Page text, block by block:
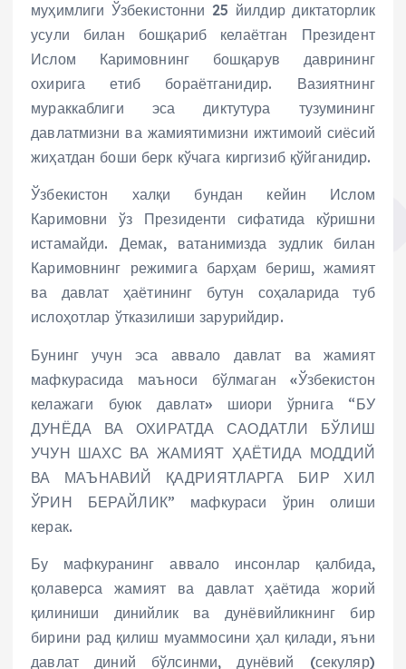
муҳимлиги Ўзбекистонни 25 йилдир диктаторлик
усули билан бошқариб келаётган Президент
Ислом Каримовнинг бошқарув даврининг
охирига етиб бораётганидир. Вазиятнинг
мураккаблиги эса диктутура тузумининг
давлатмизни ва жамиятимизни ижтимоий сиёсий
жиҳатдан боши берк кўчага киргизиб қўйганидир.
Ўзбекистон халқи бундан кейин Ислом
Каримовни ўз Президенти сифатида кўришни
истамайди. Демак, ватанимизда зудлик билан
Каримовнинг режимига барҳам бериш, жамият
ва давлат ҳаётининг бутун соҳаларида туб
ислоҳотлар ўтказилиши зарурийдир.
Бунинг учун эса аввало давлат ва жамият
мафкурасида маъноси бўлмаган «Ўзбекистон
келажаги буюк давлат» шиори ўрнига “БУ
ДУНЁДА ВА ОХИРАТДА САОДАТЛИ БЎЛИШ
УЧУН ШАХС ВА ЖАМИЯТ ҲАЁТИДА МОДДИЙ
ВА МАЪНАВИЙ ҚАДРИЯТЛАРГА БИР ХИЛ
ЎРИН БЕРАЙЛИК” мафкураси ўрин олиши
керак.
Бу мафкуранинг аввало инсонлар қалбида,
қолаверса жамият ва давлат ҳаётида жорий
қилиниши динийлик ва дунёвийликнинг бир
бирини рад қилиш муаммосини ҳал қилади, яъни
давлат диний бўлсинми, дунёвий (секуляр)